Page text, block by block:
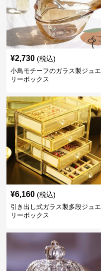
¥2,730 (税込)
小鳥モチーフのガラス製ジュエ
リーボックス
¥6,160 (税込)
引き出し式ガラス製多段ジュエ
リーボックス